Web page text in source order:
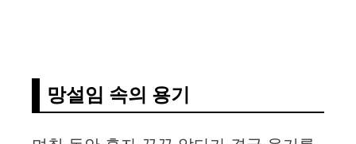
망설임 속의 용기